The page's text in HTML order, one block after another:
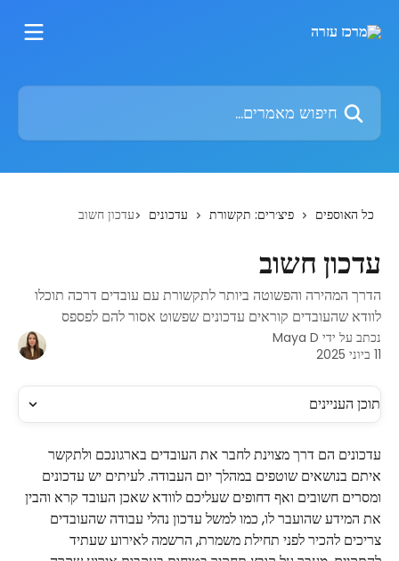
חיפוש מאמרים...
כל האוספים פיצ׳רים: תקשורת עדכונים עדכון חשוב
עדכון חשוב
הדרך המהירה והפשוטה ביותר לתקשורת עם עובדים דרכה תוכלו
לוודא שהעובדים קוראים עדכונים שפשוט אסור להם לפספס
נכתב על ידי Maya D
11 ביוני 2025
תוכן העניינים
עדכונים הם דרך מצוינת לחבר את העובדים בארגונכם ולתקשר
איתם בנושאים שוטפים במהלך יום העבודה. לעיתים יש עדכונים
ומסרים חשובים ואף דחופים שעליכם לוודא שאכן העובד קרא והבין
את המידע שהועבר לו, כמו למשל עדכון נהלי עבודה שהעובדים
צריכים להכיר לפני תחילת משמרת, הרשמה לאירוע שעתיד